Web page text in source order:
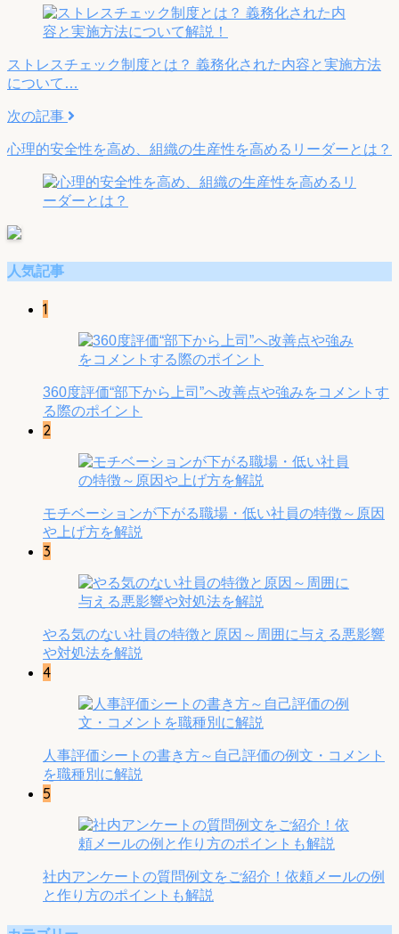
ストレスチェック制度とは？ 義務化された内容と実施方法
について…
次の記事
心理的安全性を高め、組織の生産性を高めるリーダーとは？
人気記事
1
360度評価“部下から上司”へ改善点や強みをコメントす
る際のポイント
2
モチベーションが下がる職場・低い社員の特徴～原因
や上げ方を解説
3
やる気のない社員の特徴と原因～周囲に与える悪影響
や対処法を解説
4
人事評価シートの書き方～自己評価の例文・コメント
を職種別に解説
5
社内アンケートの質問例文をご紹介！依頼メールの例
と作り方のポイントも解説